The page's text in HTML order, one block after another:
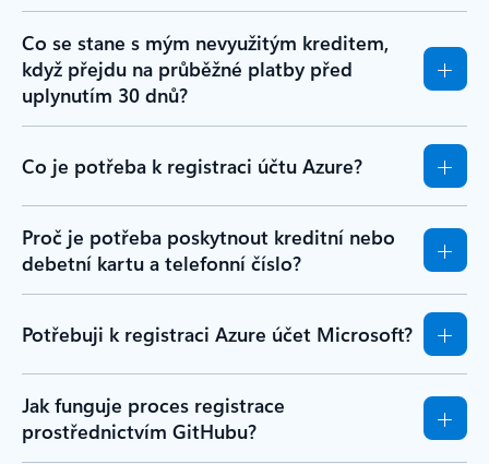
Co se stane s mým nevyužitým kreditem,
když přejdu na průběžné platby před
uplynutím 30 dnů?
Co je potřeba k registraci účtu Azure?
Proč je potřeba poskytnout kreditní nebo
debetní kartu a telefonní číslo?
Potřebuji k registraci Azure účet Microsoft?
Jak funguje proces registrace
prostřednictvím GitHubu?